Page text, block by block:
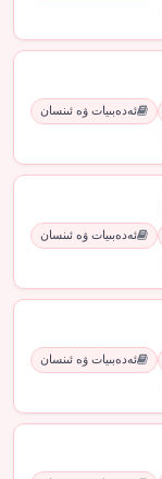
ئەدەبىيات ۋە ئىنسان
ئەدەبىيات ۋە ئىنسان
ئەدەبىيات ۋە ئىنسان